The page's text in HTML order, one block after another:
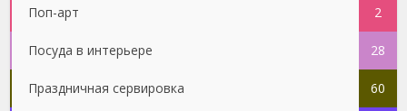
Поп-арт 2
Посуда в интерьере 28
Праздничная сервировка 60